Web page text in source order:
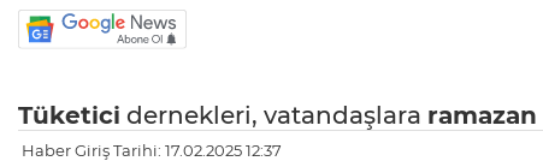
Tüketici dernekleri, vatandaşlara ramazan
Haber Giriş Tarihi: 17.02.2025 12:37